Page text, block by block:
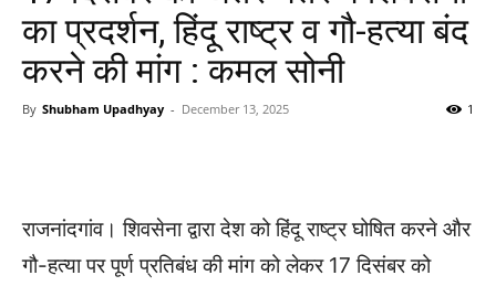
का प्रदर्शन, हिंदू राष्ट्र व गौ-हत्या बंद
करने की मांग : कमल सोनी
By Shubham Upadhyay - December 13, 2025 1
राजनांदगांव। शिवसेना द्वारा देश को हिंदू राष्ट्र घोषित करने और
गौ-हत्या पर पूर्ण प्रतिबंध की मांग को लेकर 17 दिसंबर को